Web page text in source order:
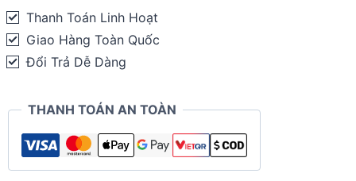
Thanh Toán Linh Hoạt
Giao Hàng Toàn Quốc
Đổi Trả Dễ Dàng
THANH TOÁN AN TOÀN